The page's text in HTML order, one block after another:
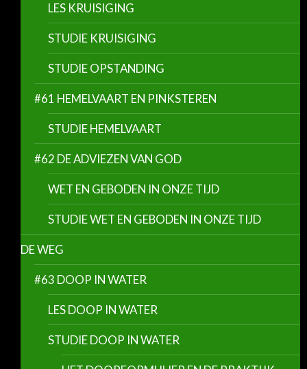
LES KRUISIGING
STUDIE KRUISIGING
STUDIE OPSTANDING
#61 HEMELVAART EN PINKSTEREN
STUDIE HEMELVAART
#62 DE ADVIEZEN VAN GOD
WET EN GEBODEN IN ONZE TIJD
STUDIE WET EN GEBODEN IN ONZE TIJD
DE WEG
#63 DOOP IN WATER
LES DOOP IN WATER
STUDIE DOOP IN WATER